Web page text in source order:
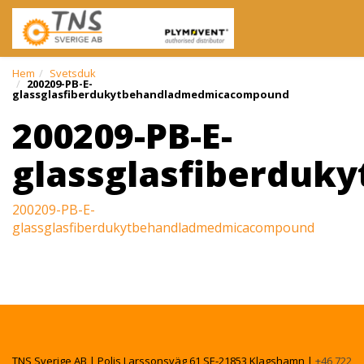
Hem Svetsduk
200209-PB-E-
glassglasfiberdukytbehandladmedmicacompound
200209-PB-E-
200209-PB-E-
glassglasfiberdukytbehandladmedmicacompound
TNS Sverige AB | Polis Larssonsväg 61 SE-21853 Klagshamn | +46 722